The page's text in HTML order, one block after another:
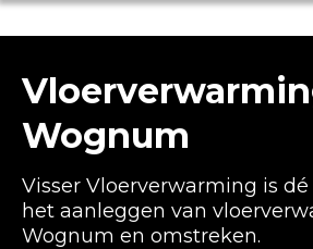
Wognum
Visser Vloerverwarming is
het aanleggen van
Wognum en omstreken.